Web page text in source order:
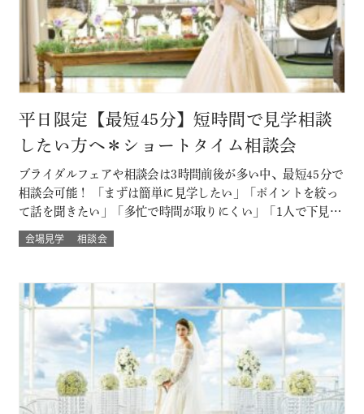
平日限定【最短45分】短時間で見学相談
したい方へ＊ショートタイム相談会
ブライダルフェアや相談会は3時間前後が多い中、最短45分で
相談会可能！ 「まずは簡単に見学したい」「ポイントを絞っ
て話を聞きたい」「多忙で時間が取りにくい」「1人で下見し
たい」「乗り気でない彼に話を聞いてもらいたい」といった
方におすすめ！ ※後日、ご試食・ご試着もOK♪ このフェア
会場見学 相談会